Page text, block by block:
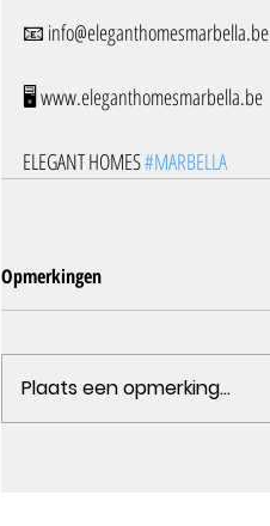
📧 info@eleganthomesmarbella.be
🖥️ www.eleganthomesmarbella.be
ELEGANT HOMES #MARBELLA
Opmerkingen
Plaats een opmerking...